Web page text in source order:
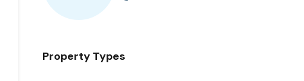
Property Types